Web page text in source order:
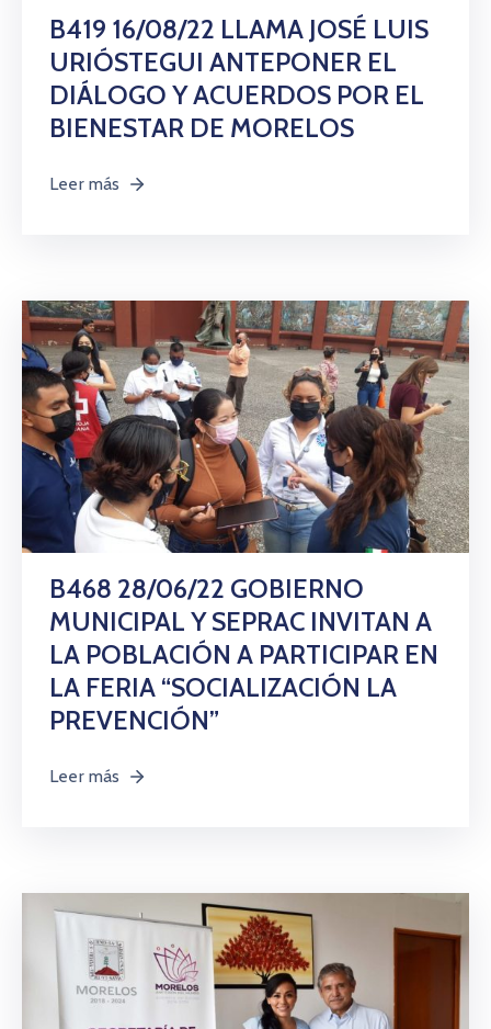
B419 16/08/22 LLAMA JOSÉ LUIS
URIÓSTEGUI ANTEPONER EL
DIÁLOGO Y ACUERDOS POR EL
BIENESTAR DE MORELOS
Leer más
B468 28/06/22 GOBIERNO
MUNICIPAL Y SEPRAC INVITAN A
LA POBLACIÓN A PARTICIPAR EN
LA FERIA “SOCIALIZACIÓN LA
PREVENCIÓN”
Leer más